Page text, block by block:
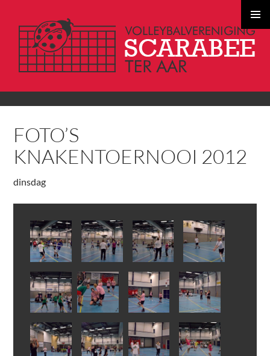
MENU
NAAR
INHOUD
FOTO’S
KNAKENTOERNOOI 2012
dinsdag